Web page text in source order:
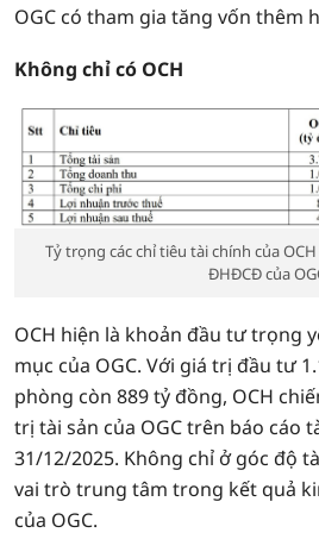
OGC có tham gia tăng vốn thêm
Không chỉ có OCH
Tỷ trọng các chỉ tiêu tài chính của OCH
ĐHĐCĐ của
OCH hiện là khoản đầu tư trọng
mục của OGC. Với giá trị đầu tư
phòng còn 889 tỷ đồng, OCH
trị tài sản của OGC trên báo cáo
31/12/2025. Không chỉ ở góc độ
vai trò trung tâm trong kết quả
của OGC.